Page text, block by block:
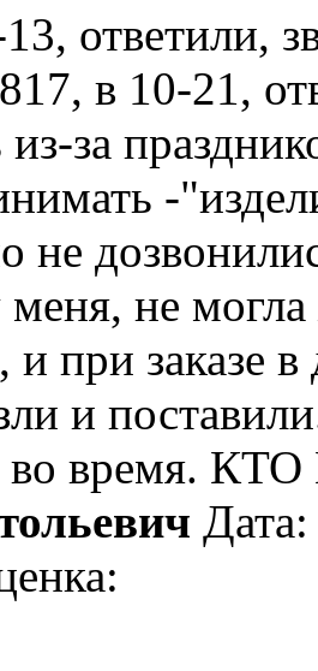
ответили,
в 10-21,
за
-
не
меня, не могла
и при заказе
и
во время.